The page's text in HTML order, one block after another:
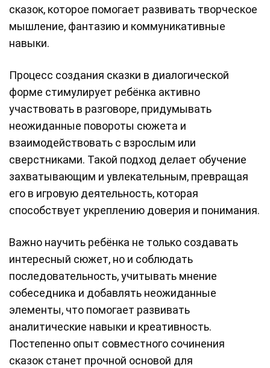
сказок, которое помогает развивать творческое
мышление, фантазию и коммуникативные
навыки.
Процесс создания сказки в диалогической
форме стимулирует ребёнка активно
участвовать в разговоре, придумывать
неожиданные повороты сюжета и
взаимодействовать с взрослым или
сверстниками. Такой подход делает обучение
захватывающим и увлекательным, превращая
его в игровую деятельность, которая
способствует укреплению доверия и понимания.
Важно научить ребёнка не только создавать
интересный сюжет, но и соблюдать
последовательность, учитывать мнение
собеседника и добавлять неожиданные
элементы, что помогает развивать
аналитические навыки и креативность.
Постепенно опыт совместного сочинения
сказок станет прочной основой для